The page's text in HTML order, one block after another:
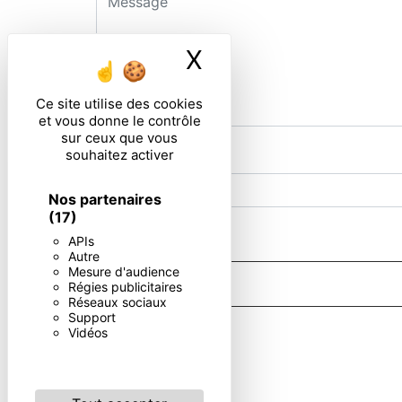
Ce site utilise des cookies
et vous donne le contrôle
sur ceux que vous
souhaitez activer
Nos partenaires
(17)
APIs
Autre
Mesure d'audience
Régies publicitaires
Réseaux sociaux
Support
Vidéos
X
Combien font neuf plus huit
** Les données personnelles communiquées sont